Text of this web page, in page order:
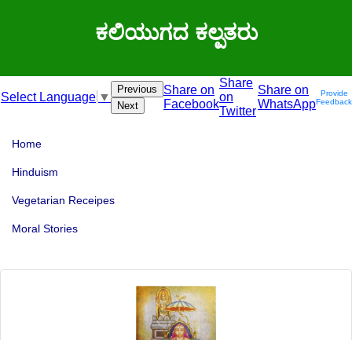
ಕಲಿಯುಗದ ಕಲ್ಪತರು
Select Language ▼
Previous
Next
Share on
Facebook
Share
on
Twitter
Share on
WhatsApp
Provide
Feedback
Home
Hinduism
Vegetarian Receipes
Moral Stories